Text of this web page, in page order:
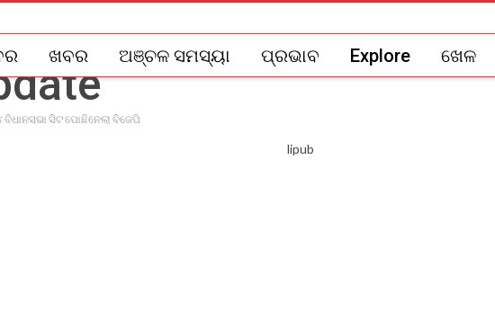
ଖବର ଅଞ୍ଚଳ ସମସ୍ୟା ପ୍ରଭାବ Explore ଖେଳ
ସିଟ ପୋଛିନେଲା ବିଜେପି